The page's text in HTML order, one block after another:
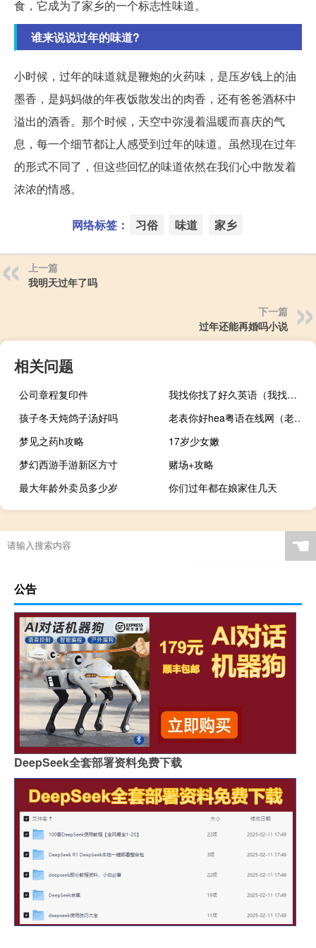
食，它成为了家乡的一个标志性味道。
谁来说说过年的味道?
小时候，过年的味道就是鞭炮的火药味，是压岁钱上的油
墨香，是妈妈做的年夜饭散发出的肉香，还有爸爸酒杯中
溢出的酒香。那个时候，天空中弥漫着温暖而喜庆的气
息，每一个细节都让人感受到过年的味道。虽然现在过年
的形式不同了，但这些回忆的味道依然在我们心中散发着
浓浓的情感。
网络标签： 习俗 味道 家乡
上一篇
我明天过年了吗
下一篇
过年还能再婚吗小说
相关问题
公司章程复印件
我找你找了好久英语（我找你找了好久）
孩子冬天炖鸽子汤好吗
老表你好hea粤语在线网（老表你好hea粤语免费）
梦见之药h攻略
17岁少女嫩
梦幻西游手游新区方寸
赌场+攻略
最大年龄外卖员多少岁
你们过年都在娘家住几天
☚
公告
DeepSeek全套部署资料免费下载